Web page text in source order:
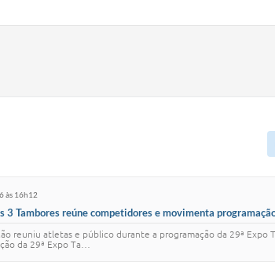
às 16h12
3 Tambores reúne competidores e movimenta
reuniu atletas e público durante a programação da 29ª Expo
da 29ª Expo Ta…